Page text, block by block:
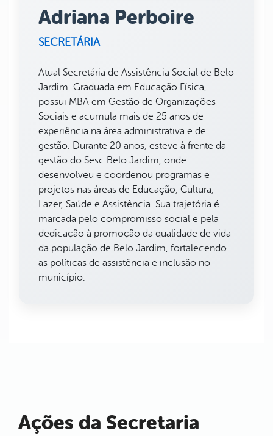
Adriana Perboire
SECRETÁRIA
Atual Secretária de Assistência Social de Belo
Jardim. Graduada em Educação Física,
possui MBA em Gestão de Organizações
Sociais e acumula mais de 25 anos de
experiência na área administrativa e de
gestão. Durante 20 anos, esteve à frente da
gestão do Sesc Belo Jardim, onde
desenvolveu e coordenou programas e
projetos nas áreas de Educação, Cultura,
Lazer, Saúde e Assistência. Sua trajetória é
marcada pelo compromisso social e pela
dedicação à promoção da qualidade de vida
da população de Belo Jardim, fortalecendo
as políticas de assistência e inclusão no
município.
Ações da Secretaria